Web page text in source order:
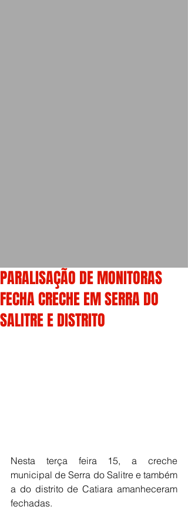
PARALISAÇÃO DE MONITORAS
FECHA CRECHE EM SERRA DO
SALITRE E DISTRITO
Nesta terça feira 15, a creche
municipal de Serra do Salitre e também
a do distrito de Catiara amanheceram
fechadas.